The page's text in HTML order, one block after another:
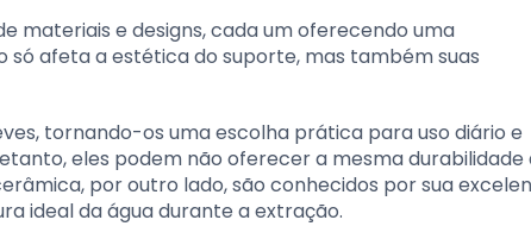
materiais e designs, cada um oferecendo uma
só afeta a estética do suporte, mas também suas
tornando-os uma escolha prática para uso diário e
eles podem não oferecer a mesma durabilidade
por outro lado, são conhecidos por sua
ideal da água durante a extração.